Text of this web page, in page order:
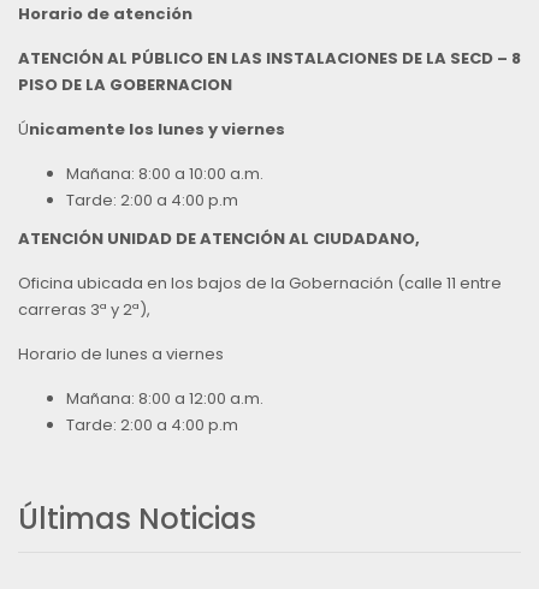
Horario de atención
ATENCIÓN AL PÚBLICO EN LAS INSTALACIONES DE LA SECD – 8
PISO DE LA GOBERNACION
Únicamente los lunes y viernes
Mañana: 8:00 a 10:00 a.m.
Tarde: 2:00 a 4:00 p.m
ATENCIÓN UNIDAD DE ATENCIÓN AL CIUDADANO,
Oficina ubicada en los bajos de la Gobernación (calle 11 entre
carreras 3ª y 2ª),
Horario de lunes a viernes
Mañana: 8:00 a 12:00 a.m.
Tarde: 2:00 a 4:00 p.m
Últimas Noticias